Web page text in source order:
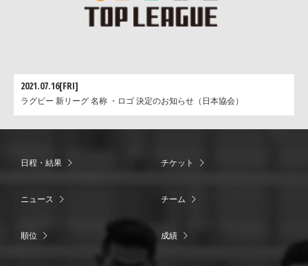
2021.07.16[FRI]
ラグビー 新リーグ 名称 ・ロゴ 決定のお知らせ（日本協会）
日程・結果 チケット
ニュース チーム
順位 成績